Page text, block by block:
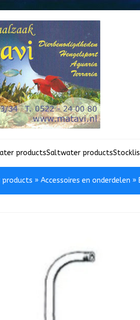
productsSaltwater products
products » Accessoires en onderdelen »